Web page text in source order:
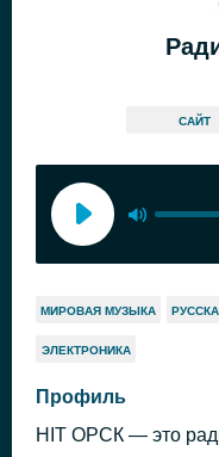
САЙТ
МИРОВАЯ МУЗЫКА
ЭЛЕКТРОНИКА
Профиль
HIT ОРСК — это